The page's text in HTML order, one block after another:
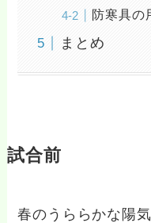
防寒具の
まとめ
試合前
春のうららかな陽